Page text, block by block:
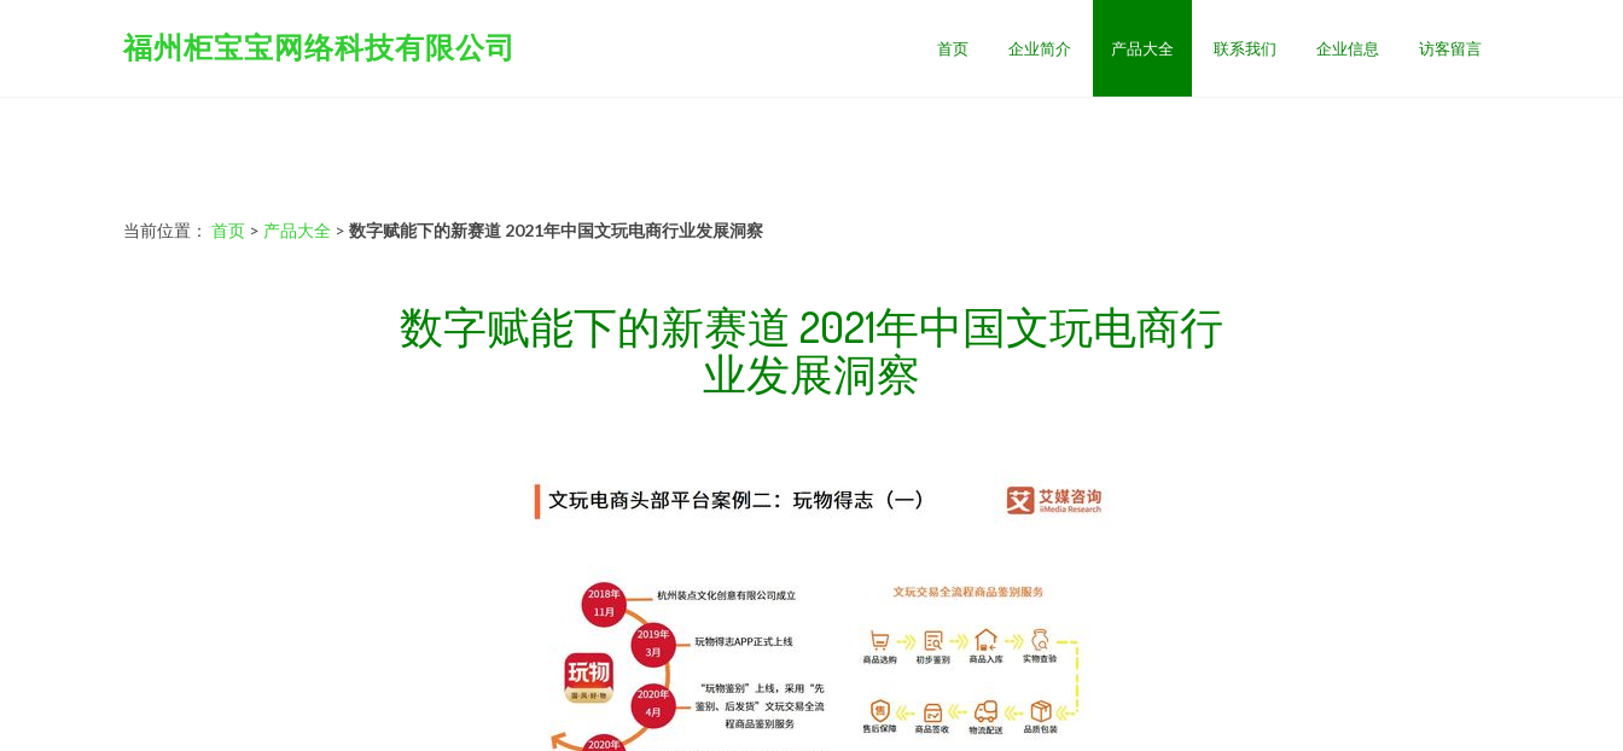
福州柜宝宝网络科技有限公司 首页 企业简介 产品大全 联系我们 企业信息 访客留言
当前位置： 首页 > 产品大全 > 数字赋能下的新赛道 2021年中国文玩电商行业发展洞察
数字赋能下的新赛道 2021年中国文玩电商行
业发展洞察